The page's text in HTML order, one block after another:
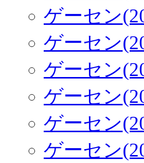
ゲーセン
ゲーセン
ゲーセン
ゲーセン
ゲーセン
ゲーセン